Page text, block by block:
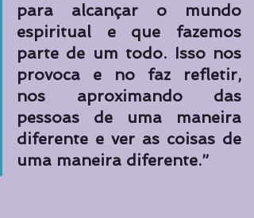
para alcançar o mundo
espiritual e que fazemos
parte de um todo. Isso nos
provoca e no faz refletir,
nos aproximando das
pessoas de uma maneira
diferente e ver as coisas de
uma maneira diferente.”